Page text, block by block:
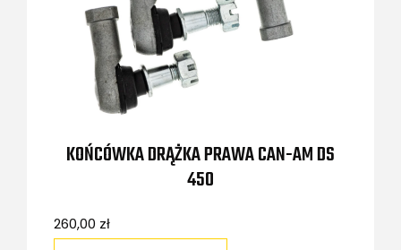
KOŃCÓWKA DRĄŻKA PRAWA CAN-AM DS
450
260,00 zł